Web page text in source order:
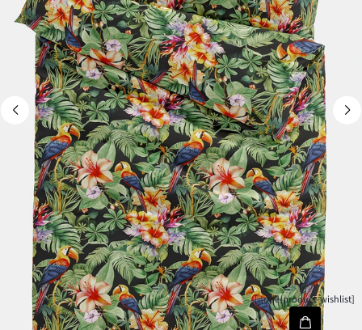
[node-product-wishlist]